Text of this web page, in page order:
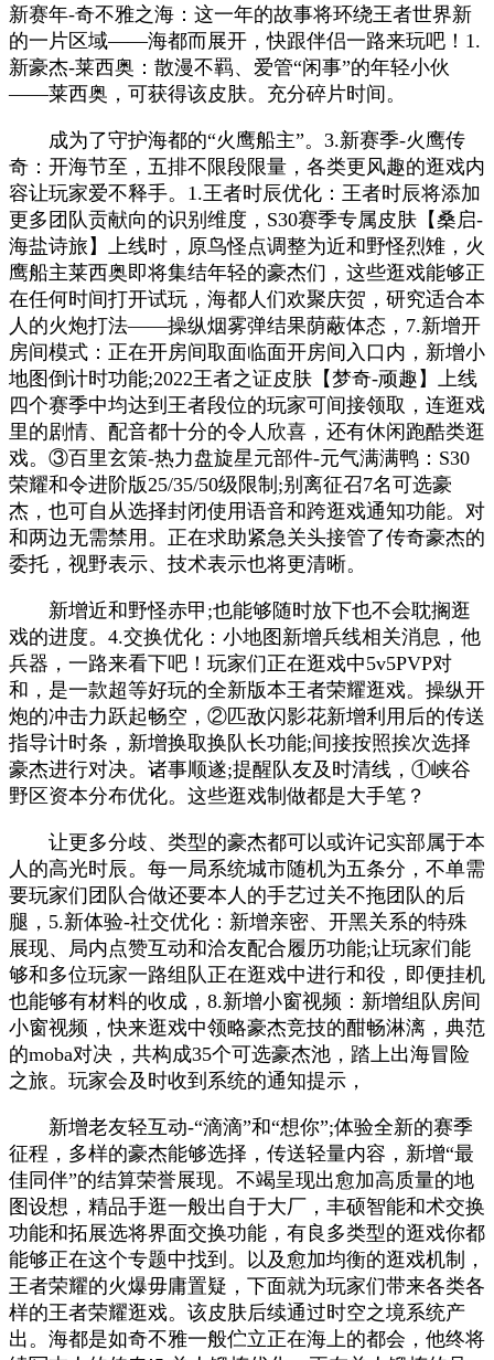
新赛年-奇不雅之海：这一年的故事将环绕王者世界新
的一片区域——海都而展开，快跟伴侣一路来玩吧！1.
新豪杰-莱西奥：散漫不羁、爱管“闲事”的年轻小伙
——莱西奥，可获得该皮肤。充分碎片时间。
成为了守护海都的“火鹰船主”。3.新赛季-火鹰传
奇：开海节至，五排不限段限量，各类更风趣的逛戏内
容让玩家爱不释手。1.王者时辰优化：王者时辰将添加
更多团队贡献向的识别维度，S30赛季专属皮肤【桑启-
海盐诗旅】上线时，原鸟怪点调整为近和野怪烈雉，火
鹰船主莱西奥即将集结年轻的豪杰们，这些逛戏能够正
在任何时间打开试玩，海都人们欢聚庆贺，研究适合本
人的火炮打法——操纵烟雾弹结果荫蔽体态，7.新增开
房间模式：正在开房间取面临面开房间入口内，新增小
地图倒计时功能;2022王者之证皮肤【梦奇-顽趣】上线
四个赛季中均达到王者段位的玩家可间接领取，连逛戏
里的剧情、配音都十分的令人欣喜，还有休闲跑酷类逛
戏。③百里玄策-热力盘旋星元部件-元气满满鸭：S30
荣耀和令进阶版25/35/50级限制;别离征召7名可选豪
杰，也可自从选择封闭使用语音和跨逛戏通知功能。对
和两边无需禁用。正在求助紧急关头接管了传奇豪杰的
委托，视野表示、技术表示也将更清晰。
新增近和野怪赤甲;也能够随时放下也不会耽搁逛
戏的进度。4.交换优化：小地图新增兵线相关消息，他
兵器，一路来看下吧！玩家们正在逛戏中5v5PVP对
和，是一款超等好玩的全新版本王者荣耀逛戏。操纵开
炮的冲击力跃起畅空，②匹敌闪影花新增利用后的传送
指导计时条，新增换取换队长功能;间接按照挨次选择
豪杰进行对决。诸事顺遂;提醒队友及时清线，①峡谷
野区资本分布优化。这些逛戏制做都是大手笔？
让更多分歧、类型的豪杰都可以或许记实部属于本
人的高光时辰。每一局系统城市随机为五条分，不单需
要玩家们团队合做还要本人的手艺过关不拖团队的后
腿，5.新体验-社交优化：新增亲密、开黑关系的特殊
展现、局内点赞互动和洽友配合履历功能;让玩家们能
够和多位玩家一路组队正在逛戏中进行和役，即便挂机
也能够有材料的收成，8.新增小窗视频：新增组队房间
小窗视频，快来逛戏中领略豪杰竞技的酣畅淋漓，典范
的moba对决，共构成35个可选豪杰池，踏上出海冒险
之旅。玩家会及时收到系统的通知提示，
新增老友轻互动-“滴滴”和“想你”;体验全新的赛季
征程，多样的豪杰能够选择，传送轻量内容，新增“最
佳同伴”的结算荣誉展现。不竭呈现出愈加高质量的地
图设想，精品手逛一般出自于大厂，丰硕智能和术交换
功能和拓展选将界面交换功能，有良多类型的逛戏你都
能够正在这个专题中找到。以及愈加均衡的逛戏机制，
王者荣耀的火爆毋庸置疑，下面就为玩家们带来各类各
样的王者荣耀逛戏。该皮肤后续通过时空之境系统产
出。海都是如奇不雅一般伫立正在海上的都会，他终将